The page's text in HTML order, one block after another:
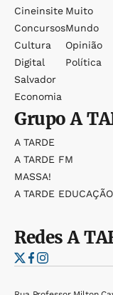
Cineinsite
Concursos
Cultura
Digital
Salvador
Economia
Muito
Mundo
Opinião
Política
GrupoA
A TARDE
A TARDE FM
MASSA!
A TARDE EDUCAÇÃO
RedesA